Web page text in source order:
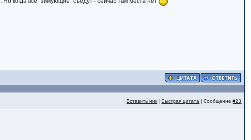
Вставить ник |Быстрая цитата | Сообщение#23